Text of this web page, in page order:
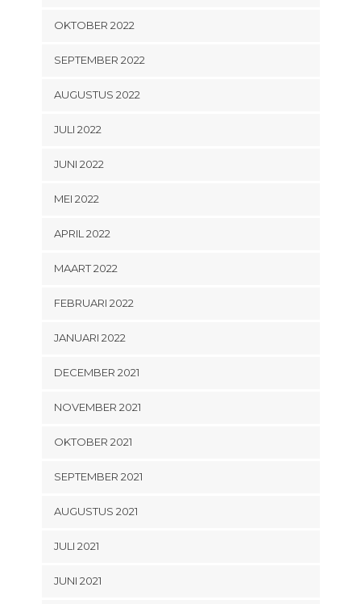
OKTOBER 2022
SEPTEMBER 2022
AUGUSTUS 2022
JULI 2022
JUNI 2022
MEI 2022
APRIL 2022
MAART 2022
FEBRUARI 2022
JANUARI 2022
DECEMBER 2021
NOVEMBER 2021
OKTOBER 2021
SEPTEMBER 2021
AUGUSTUS 2021
JULI 2021
JUNI 2021